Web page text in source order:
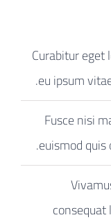
Curabitur
eu ipsum
Fusce nisi
euismod